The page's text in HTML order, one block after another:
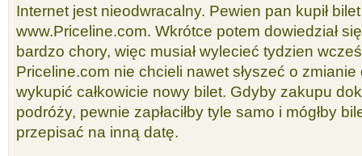
Internet jest nieodwracalny. Pewien pan kupił
www.Priceline.com. Wkrótce potem dowiedział
bardzo chory, więc musiał wylecieć tydzien
Priceline.com nie chcieli nawet słyszeć o zmianie
wykupić całkowicie nowy bilet. Gdyby zakupu
podróży, pewnie zapłaciłby tyle samo i mógłby
przepisać na inną datę.